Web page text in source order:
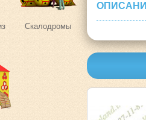
Скалодромы